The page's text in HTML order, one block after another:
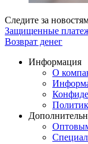
Следите за
Защищенные
Возврат денег
Информация
О